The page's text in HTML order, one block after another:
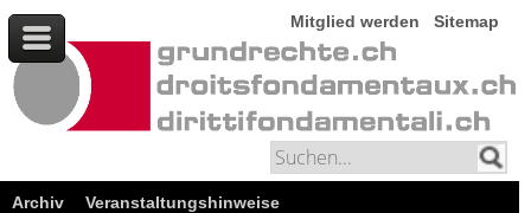
Mitglied werden Sitemap
Archiv
Veranstaltungshinweise